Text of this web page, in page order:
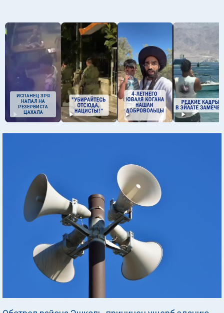
ИСПАНЕЦ ЗРЯ
НАПАЛ НА
РЕЗЕРВИСТА
ЦАХАЛА